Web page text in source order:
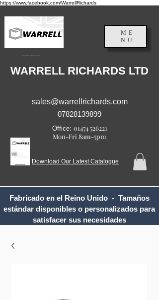
https://www.facebook.com/WarrellRichards
Inglaterra, Reino Unido
ME
NU
WARRELL RICHARDS LTD
sales@warrellrichards.com
07828139899
Office: 01474 526221
Mon-Fri 8am-5pm
Download Our Latest Catalogue
Fabricado en el Reino Unido - Tamaños
estándar disponibles o personalizados para
satisfacer sus necesidades